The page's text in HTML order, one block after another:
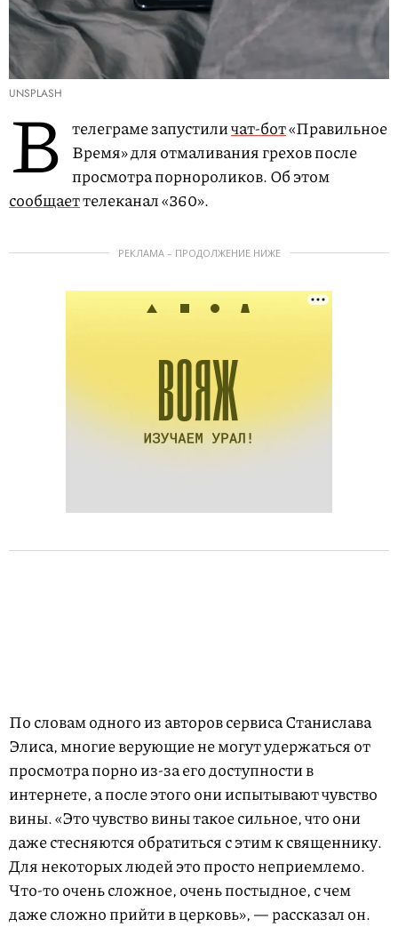
UNSPLASH
В телеграме запустиличат-бот«Правильное
Время» для отмаливания грехов после
просмотра порнороликов. Об этом
сообщаеттелеканал «360».
РЕКЛАМА – ПРОДОЛЖЕНИЕ НИЖЕ
По словам одного из авторов сервиса Станислава
Элиса, многие верующие не могут удержаться от
просмотра порно из-за его доступности в
интернете, а после этого они испытывают чувство
вины. «Это чувство вины такое сильное, что они
даже стесняются обратиться с этим к священнику.
Для некоторых людей это просто неприемлемо.
Что-то очень сложное, очень постыдное, с чем
даже сложно прийти в церковь», — рассказал он.